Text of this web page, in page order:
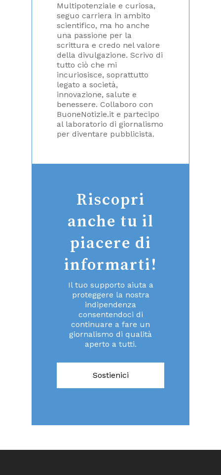
Multipotenziale e curiosa,
seguo carriera in ambito
scientifico, ma ho anche
una passione per la
scrittura e credo nel valore
della divulgazione. Scrivo di
tutto ciò che mi
incuriosisce, soprattutto
legato a società,
innovazione, salute e
benessere. Collaboro con
BuoneNotizie.it e partecipo
al laboratorio di giornalismo
per diventare pubblicista.
Riscopri
anche tu il
piacere di
informarti!
Il tuo supporto aiuta a
proteggere la nostra
indipendenza
consentendoci di
continuare a fare un
giornalismo di qualità
aperto a tutti.
Sostienici